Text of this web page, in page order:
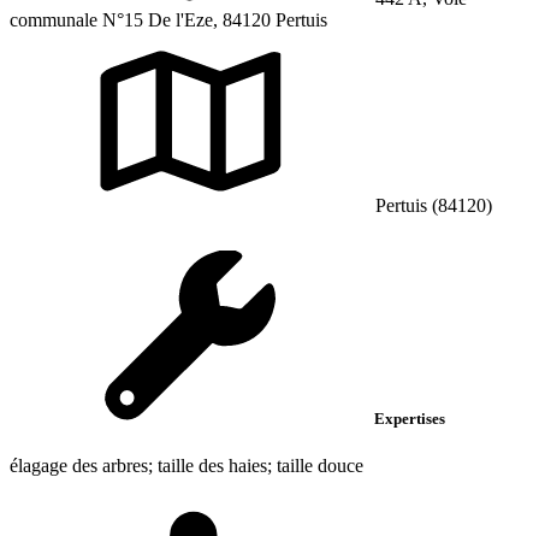
communale N°15 De l'Eze, 84120 Pertuis
Pertuis (84120)
Expertises
élagage des arbres; taille des haies; taille douce